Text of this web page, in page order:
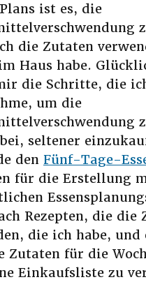
ist es, die
die Zutaten
Haus habe.
die Schritte, die
um die
seltener
den Fünf-Tage-
für die Erstellung
Rezepten, die die
die ich habe,
Zutaten für die
Einkaufsliste zu